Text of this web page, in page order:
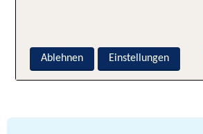
Ablehnen Einstellungen